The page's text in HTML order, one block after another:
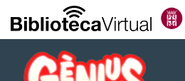
Saltar al contenido principal